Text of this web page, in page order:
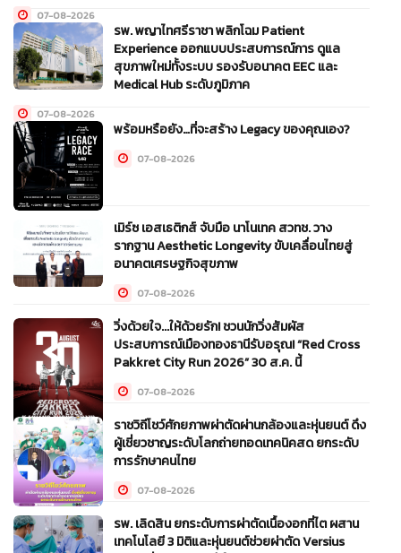
07-08-2026
รพ. พญาไทศรีราชา พลิกโฉม Patient
Experience ออกแบบประสบการณ์การ ดูแล
สุขภาพใหม่ทั้งระบบ รองรับอนาคต EEC และ
Medical Hub ระดับภูมิภาค
07-08-2026
พร้อมหรือยัง…ที่จะสร้าง Legacy ของคุณเอง?
07-08-2026
เมิร์ซ เอสเธติกส์ จับมือ นาโนเทค สวทช. วาง
รากฐาน Aesthetic Longevity ขับเคลื่อนไทยสู่
อนาคตเศรษฐกิจสุขภาพ
07-08-2026
วิ่งด้วยใจ...ให้ด้วยรัก! ชวนนักวิ่งสัมผัส
ประสบการณ์เมืองทองธานีรับอรุณ! “Red Cross
Pakkret City Run 2026” 30 ส.ค. นี้
07-08-2026
ราชวิถีโชว์ศักยภาพผ่าตัดผ่านกล้องและหุ่นยนต์ ดึง
ผู้เชี่ยวชาญระดับโลกถ่ายทอดเทคนิคสด ยกระดับ
การรักษาคนไทย
07-08-2026
รพ. เลิดสิน ยกระดับการผ่าตัดเนื้องอกที่ไต ผสาน
เทคโนโลยี 3 มิติและหุ่นยนต์ช่วยผ่าตัด Versius